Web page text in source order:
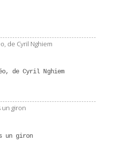
de Cyril Nghiem
un giron